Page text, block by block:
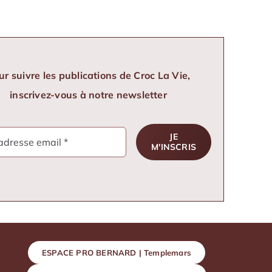
suivre les publications de Croc La Vie,
inscrivez-vous à notre newsletter
JE
M'INSCRIS
ESPACE PRO BERNARD | Templemars